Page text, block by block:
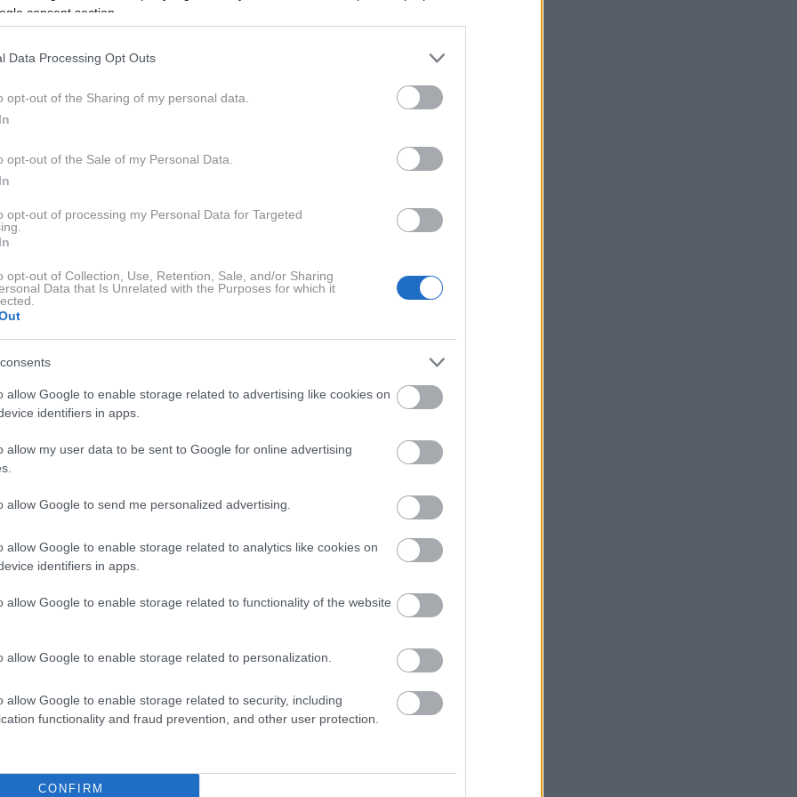
consent section.
Data Processing Opt Outs
opt-out of the Sharing of my personal data.
opt-out of the Sale of my Personal Data.
opt-out of processing my Personal Data for Targeted
opt-out of Collection, Use, Retention, Sale, and/or Sharing
Data that Is Unrelated with the Purposes for which it
allow Google to enable storage related to advertising like cookies on
identifiers in apps.
allow my user data to be sent to Google for online advertising
allow Google to send me personalized advertising.
allow Google to enable storage related to analytics like cookies on
identifiers in apps.
allow Google to enable storage related to functionality of the website
allow Google to enable storage related to personalization.
allow Google to enable storage related to security, including
functionality and fraud prevention, and other user protection.
CONFIRM
beljakovin.
prigrizke, ki jih brez težav vključite v vsakodnevno
uspešno hujšanje
izgubo telesne mase, najpomembnejše tri
in prehranske vlaknine. Med njimi imajo osrednjo
vključite v svojo dnevno rutino in omogočajo dovolj
prikrajšani. Če izbirate prigrizke, ki zadovoljijo vaše
preveč kalorij, boste dolgoročno lažje ohranjali zdrave
in prehranskih vlaknin. Obe hranili se
hidrati, zato zagotavljata daljši občutek sitosti.
manj verjetno posegli po prevelikih porcijah.
uravnavanje lakote. Manj kot raven krvnega sladkorja
poseganje po močno predelanih živilih. Če
verjetno zaužili manj industrijsko predelanih